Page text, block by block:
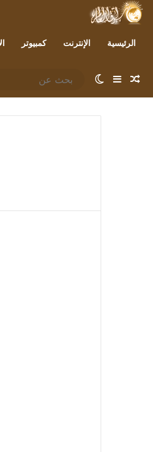
الرئيسية الإنترنت كمبيوتر
مقال عشوائي
إضافة عمود جانبي
الوضع المظلم